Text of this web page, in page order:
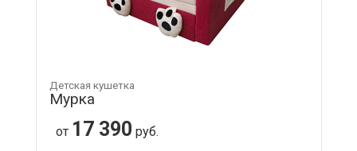
Детская кушетка
Мурка
от 17 390 руб.